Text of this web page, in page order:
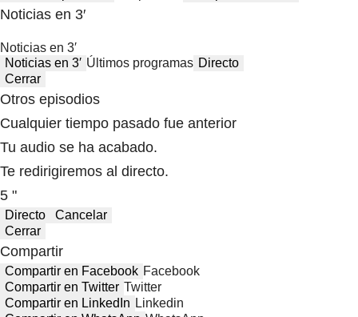
Noticias en 3′
Noticias en 3′
Noticias en 3′ Últimos programas Directo
Cerrar
Otros episodios
Cualquier tiempo pasado fue anterior
Tu audio se ha acabado.
Te redirigiremos al directo.
5 "
Directo
Cancelar
Cerrar
Compartir
Compartir en Facebook Facebook
Compartir en Twitter Twitter
Compartir en LinkedIn Linkedin